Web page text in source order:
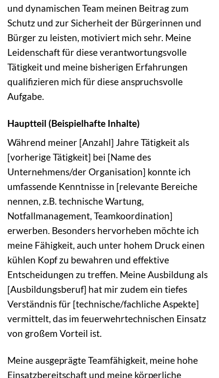
und dynamischen Team meinen Beitrag zum
Schutz und zur Sicherheit der Bürgerinnen und
Bürger zu leisten, motiviert mich sehr. Meine
Leidenschaft für diese verantwortungsvolle
Tätigkeit und meine bisherigen Erfahrungen
qualifizieren mich für diese anspruchsvolle
Aufgabe.
Hauptteil (Beispielhafte Inhalte)
Während meiner [Anzahl] Jahre Tätigkeit als
[vorherige Tätigkeit] bei [Name des
Unternehmens/der Organisation] konnte ich
umfassende Kenntnisse in [relevante Bereiche
nennen, z.B. technische Wartung,
Notfallmanagement, Teamkoordination]
erwerben. Besonders hervorheben möchte ich
meine Fähigkeit, auch unter hohem Druck einen
kühlen Kopf zu bewahren und effektive
Entscheidungen zu treffen. Meine Ausbildung als
[Ausbildungsberuf] hat mir zudem ein tiefes
Verständnis für [technische/fachliche Aspekte]
vermittelt, das im feuerwehrtechnischen Einsatz
von großem Vorteil ist.
Meine ausgeprägte Teamfähigkeit, meine hohe
Einsatzbereitschaft und meine körperliche